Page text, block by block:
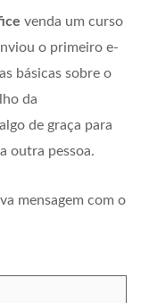
venda um curso
o primeiro e-
básicas sobre o
da
de graça para
outra pessoa.
mensagem com o